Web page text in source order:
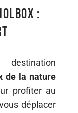
:
de la nature
profiter au
déplacer